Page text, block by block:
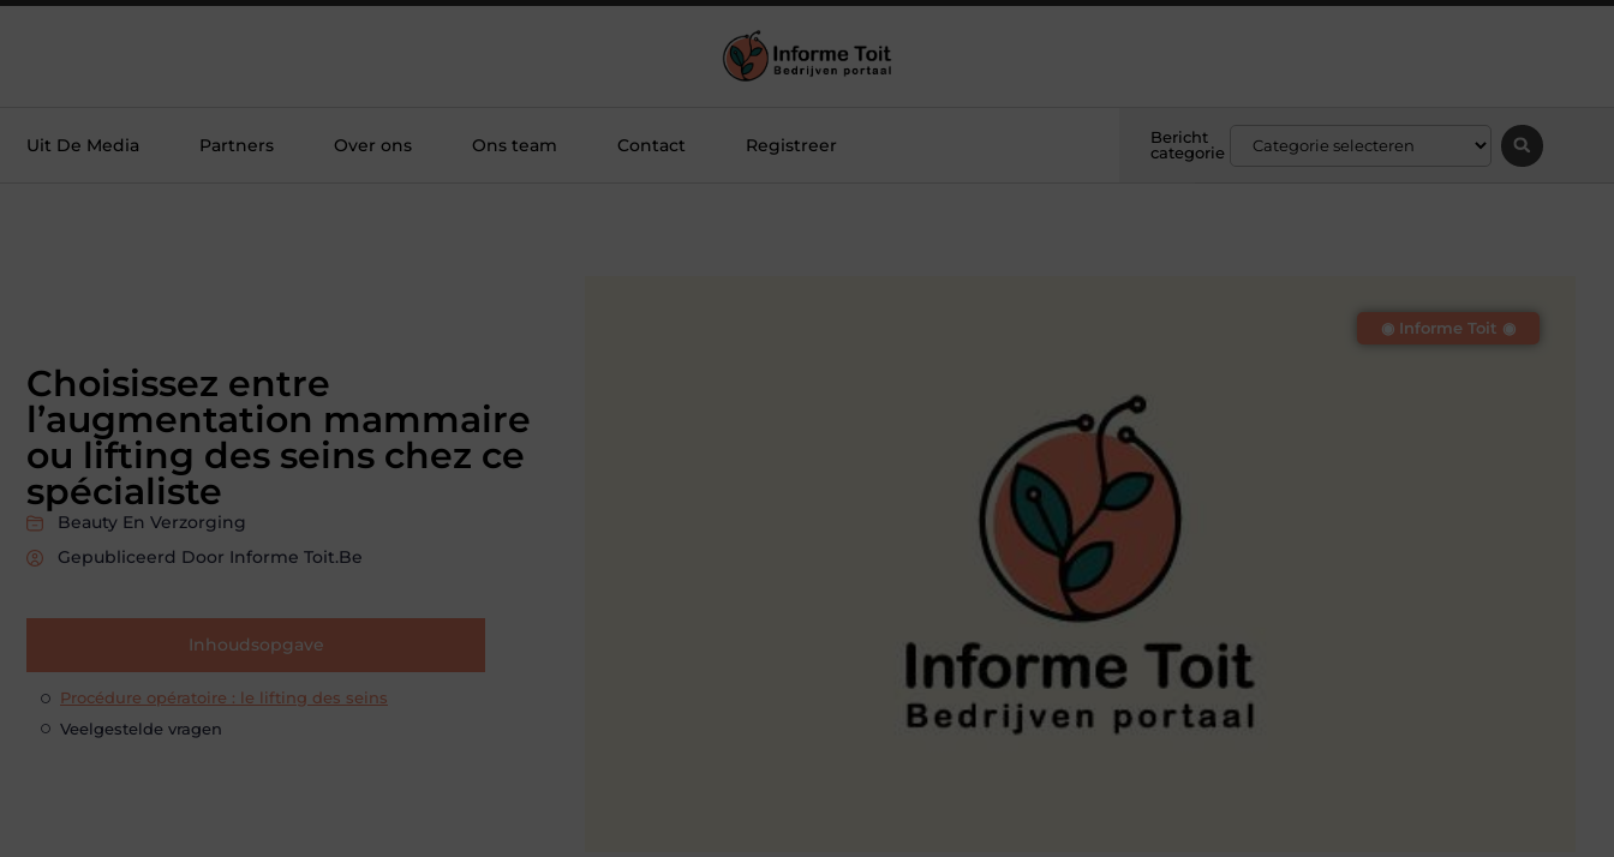
Uit De Media Partners Over ons Ons team Contact Registreer
Bericht
categorie
Choisissez entre
l’augmentation mammaire
ou lifting des seins chez ce
spécialiste
Beauty En Verzorging
Gepubliceerd Door Informe Toit.be
Inhoudsopgave
Procédure opératoire : le lifting des seins
Veelgestelde vragen
◉ Informe Toit ◉